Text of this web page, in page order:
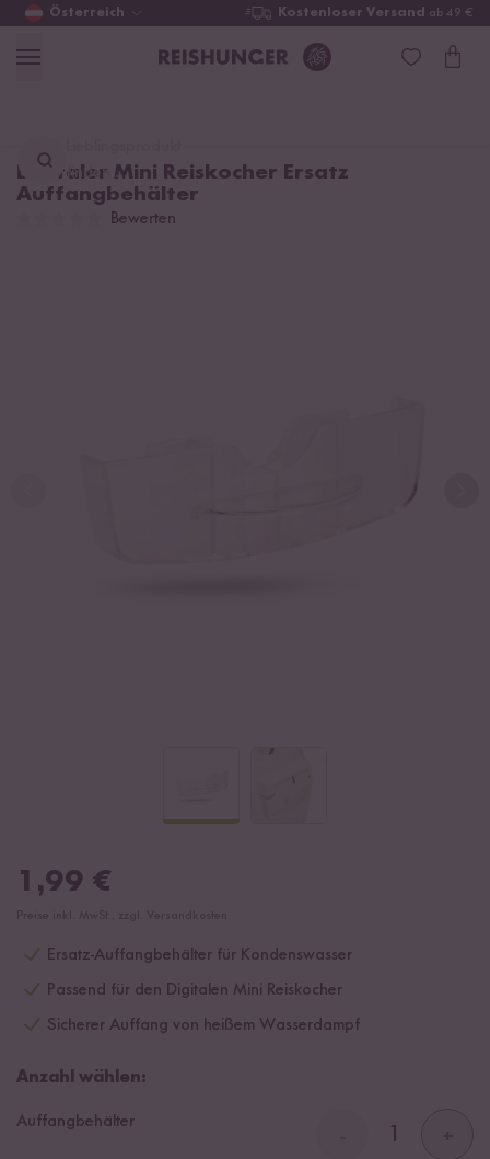
Österreich Kostenloser Versand ab 49 €
finden ...
Digitaler Mini Reiskocher Ersatz
Auffangbehälter
Bewerten
1,99 €
Ersatz-Auffangbehälter für Kondenswasser
Passend für den Digitalen Mini Reiskocher
Sicherer Auffang von heißem Wasserdampf
Anzahl wählen:
Auffangbehälter